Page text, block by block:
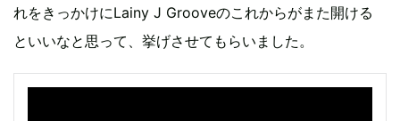
れをきっかけにLainy J Grooveのこれからがまた開ける
といいなと思って、挙げさせてもらいました。